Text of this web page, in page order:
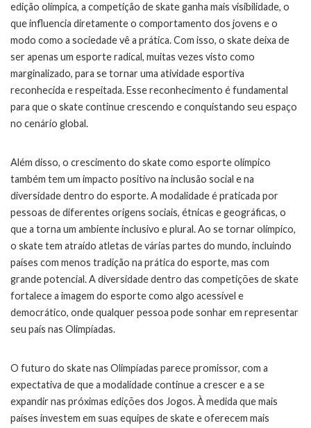
edição olímpica, a competição de skate ganha mais visibilidade, o
que influencia diretamente o comportamento dos jovens e o
modo como a sociedade vê a prática. Com isso, o skate deixa de
ser apenas um esporte radical, muitas vezes visto como
marginalizado, para se tornar uma atividade esportiva
reconhecida e respeitada. Esse reconhecimento é fundamental
para que o skate continue crescendo e conquistando seu espaço
no cenário global.
Além disso, o crescimento do skate como esporte olímpico
também tem um impacto positivo na inclusão social e na
diversidade dentro do esporte. A modalidade é praticada por
pessoas de diferentes origens sociais, étnicas e geográficas, o
que a torna um ambiente inclusivo e plural. Ao se tornar olímpico,
o skate tem atraído atletas de várias partes do mundo, incluindo
países com menos tradição na prática do esporte, mas com
grande potencial. A diversidade dentro das competições de skate
fortalece a imagem do esporte como algo acessível e
democrático, onde qualquer pessoa pode sonhar em representar
seu país nas Olimpíadas.
O futuro do skate nas Olimpíadas parece promissor, com a
expectativa de que a modalidade continue a crescer e a se
expandir nas próximas edições dos Jogos. À medida que mais
países investem em suas equipes de skate e oferecem mais